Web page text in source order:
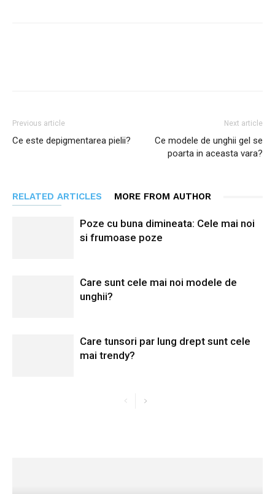
Previous article
Ce este depigmentarea pielii?
Next article
Ce modele de unghii gel se
poarta in aceasta vara?
RELATED ARTICLES MORE FROM AUTHOR
Poze cu buna dimineata: Cele mai noi
si frumoase poze
Care sunt cele mai noi modele de
unghii?
Care tunsori par lung drept sunt cele
mai trendy?